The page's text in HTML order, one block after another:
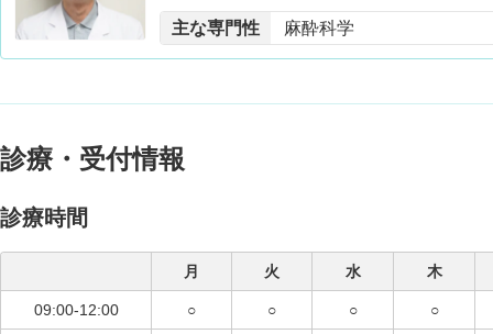
主な専門性 麻酔科学
診療・受付情報
診療時間
月 火 水 木
09:00-12:00 ○ ○ ○ ○